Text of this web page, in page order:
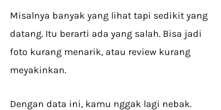
Misalnya banyak yang lihat tapi sedikit yang
datang. Itu berarti ada yang salah. Bisa jadi
foto kurang menarik, atau review kurang
meyakinkan.
Dengan data ini, kamu nggak lagi nebak.